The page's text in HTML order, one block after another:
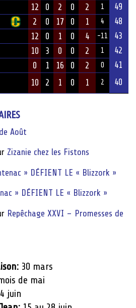
12 0 2 0 2 1 49
2 0 17 0 1 4 48
12 0 1 0 4 -11 43
10 3 0 0 2 1 42
0 1 16 0 2 0 41
10 2 1 0 1 2 40
Août
Zizanie chez les Fistons
» DÉFIENT LE « Blizzork »
» DÉFIENT LE « Blizzork »
Repêchage XXVI – Promesses de
30 mars
de mai
juin